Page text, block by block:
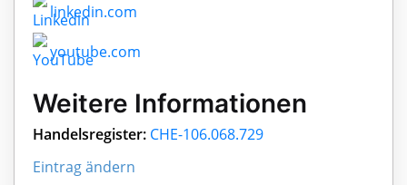
linkedin.com
youtube.com
Weitere Informationen
Handelsregister: CHE-106.068.729
Eintrag ändern